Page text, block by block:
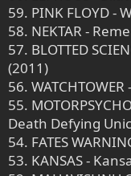
59. PINK FLOYD -
58. NEKTAR -
57. BLOTTED
(2011)
56.
55.
Death Defying
54. FATES
53. KANSAS -